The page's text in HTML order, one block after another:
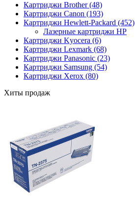
Картриджи Brother (48)
Картриджи Canon (193)
Картриджи Hewlett-Packard (452)
Лазерные картриджи HP
Картриджи Kyocera (6)
Картриджи Lexmark (68)
Картриджи Panasonic (23)
Картриджи Samsung (54)
Картриджи Xerox (80)
Хиты продаж